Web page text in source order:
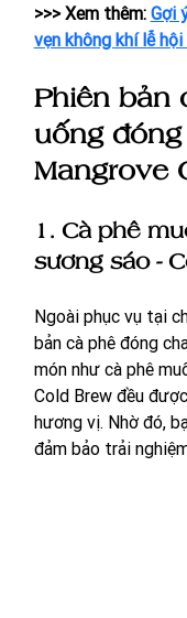
>>> Xem thêm: Gợi
vẹn không khí lễ
Phiên bản
uống
Mangrove
1. Cà phê
sương sáo -
Ngoài phục vụ tại
bản cà phê đóng
món như cà phê
Cold Brew đều
hương vị. Nhờ đó,
đảm bảo trải